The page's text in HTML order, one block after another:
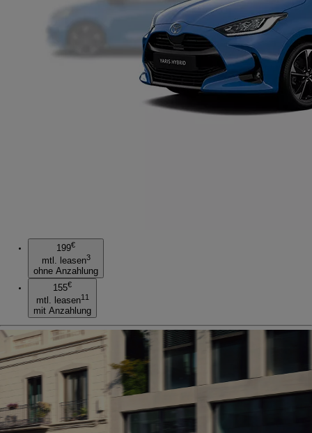
199€
mtl. leasen3
ohne Anzahlung
155€
mtl. leasen11
mit Anzahlung